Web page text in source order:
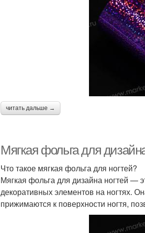
читать дальше →
Мягкая фольга для
Что такое мягкая фольга для ногтей?
Мягкая фольга для дизайна ногтей —
декоративных элементов на ногтях.
прижимаются к поверхности ногтя,